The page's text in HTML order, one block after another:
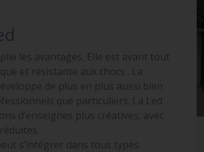
les avantages, Elle est avant tout
et résistante aux chocs . La
de plus en plus aussi bien
que particuliers. La Led
d’enseignes plus créatives, avec
s’intégrer dans tous types